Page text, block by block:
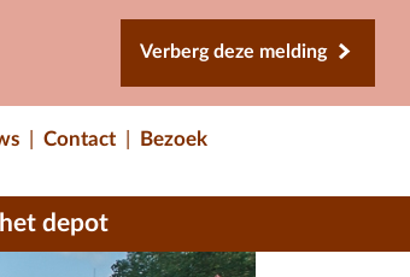
Verberg deze melding
Contact Bezoek
depot